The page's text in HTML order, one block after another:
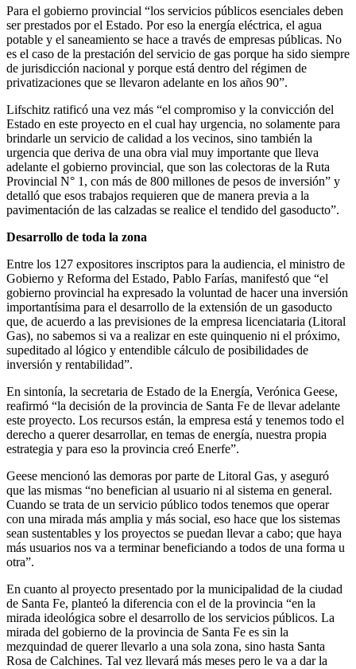
Para el gobierno provincial “los servicios públicos esenciales deben
ser prestados por el Estado. Por eso la energía eléctrica, el agua
potable y el saneamiento se hace a través de empresas públicas. No
es el caso de la prestación del servicio de gas porque ha sido siempre
de jurisdicción nacional y porque está dentro del régimen de
privatizaciones que se llevaron adelante en los años 90”.
Lifschitz ratificó una vez más “el compromiso y la convicción del
Estado en este proyecto en el cual hay urgencia, no solamente para
brindarle un servicio de calidad a los vecinos, sino también la
urgencia que deriva de una obra vial muy importante que lleva
adelante el gobierno provincial, que son las colectoras de la Ruta
Provincial N° 1, con más de 800 millones de pesos de inversión” y
detalló que esos trabajos requieren que de manera previa a la
pavimentación de las calzadas se realice el tendido del gasoducto”.
Desarrollo de toda la zona
Entre los 127 expositores inscriptos para la audiencia, el ministro de
Gobierno y Reforma del Estado, Pablo Farías, manifestó que “el
gobierno provincial ha expresado la voluntad de hacer una inversión
importantísima para el desarrollo de la extensión de un gasoducto
que, de acuerdo a las previsiones de la empresa licenciataria (Litoral
Gas), no sabemos si va a realizar en este quinquenio ni el próximo,
supeditado al lógico y entendible cálculo de posibilidades de
inversión y rentabilidad”.
En sintonía, la secretaria de Estado de la Energía, Verónica Geese,
reafirmó “la decisión de la provincia de Santa Fe de llevar adelante
este proyecto. Los recursos están, la empresa está y tenemos todo el
derecho a querer desarrollar, en temas de energía, nuestra propia
estrategia y para eso la provincia creó Enerfe”.
Geese mencionó las demoras por parte de Litoral Gas, y aseguró
que las mismas “no benefician al usuario ni al sistema en general.
Cuando se trata de un servicio público todos tenemos que operar
con una mirada más amplia y más social, eso hace que los sistemas
sean sustentables y los proyectos se puedan llevar a cabo; que haya
más usuarios nos va a terminar beneficiando a todos de una forma u
otra”.
En cuanto al proyecto presentado por la municipalidad de la ciudad
de Santa Fe, planteó la diferencia con el de la provincia “en la
mirada ideológica sobre el desarrollo de los servicios públicos. La
mirada del gobierno de la provincia de Santa Fe es sin la
mezquindad de querer llevarlo a una sola zona, sino hasta Santa
Rosa de Calchines. Tal vez llevará más meses pero le va a dar la